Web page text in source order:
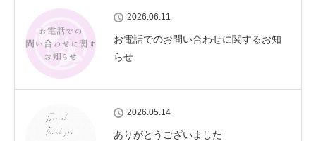
2026.06.11
お電話でのお問い合わせに関するお知
らせ
2026.05.14
ありがとうございました